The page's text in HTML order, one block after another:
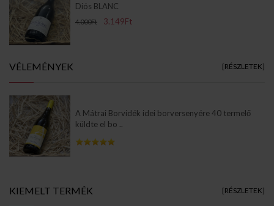
Diós BLANC
4.000Ft 3.149Ft
VÉLEMÉNYEK [RÉSZLETEK]
A Mátrai Borvidék idei borversenyére 40 termelő
küldte el bo ..
KIEMELT TERMÉK [RÉSZLETEK]